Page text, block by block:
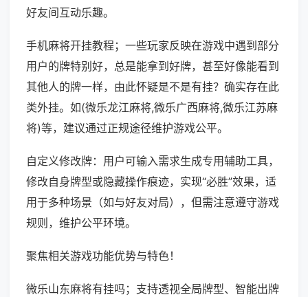
好友间互动乐趣。
手机麻将开挂教程；一些玩家反映在游戏中遇到部分
用户的牌特别好，总是能拿到好牌，甚至好像能看到
其他人的牌一样，由此怀疑是不是有挂？确实存在此
类外挂。如(微乐龙江麻将,微乐广西麻将,微乐江苏麻
将)等，建议通过正规途径维护游戏公平。
自定义修改牌：用户可输入需求生成专用辅助工具，
修改自身牌型或隐藏操作痕迹，实现“必胜”效果，适
用于多种场景（如与好友对局），但需注意遵守游戏
规则，维护公平环境。
聚焦相关游戏功能优势与特色！
微乐山东麻将有挂吗；支持透视全局牌型、智能出牌